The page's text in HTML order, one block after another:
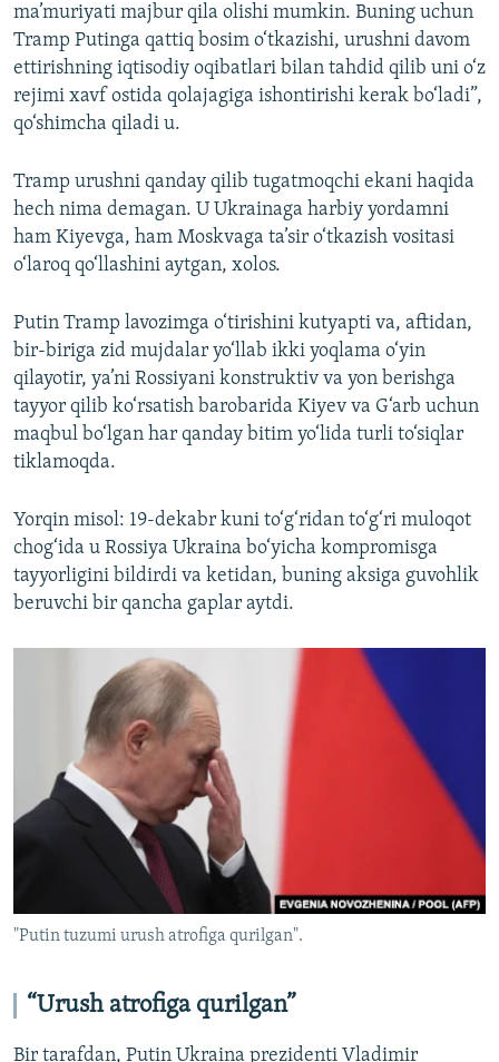
ma’muriyati majbur qila olishi mumkin. Buning uchun
Tramp Putinga qattiq bosim o‘tkazishi, urushni davom
ettirishning iqtisodiy oqibatlari bilan tahdid qilib uni o‘z
rejimi xavf ostida qolajagiga ishontirishi kerak bo‘ladi”,
qo‘shimcha qiladi u.
Tramp urushni qanday qilib tugatmoqchi ekani haqida
hech nima demagan. U Ukrainaga harbiy yordamni
ham Kiyevga, ham Moskvaga ta’sir o‘tkazish vositasi
o‘laroq qo‘llashini aytgan, xolos.
Putin Tramp lavozimga o‘tirishini kutyapti va, aftidan,
bir-biriga zid mujdalar yo‘llab ikki yoqlama o‘yin
qilayotir, ya’ni Rossiyani konstruktiv va yon berishga
tayyor qilib ko‘rsatish barobarida Kiyev va G‘arb uchun
maqbul bo‘lgan har qanday bitim yo‘lida turli to‘siqlar
tiklamoqda.
Yorqin misol: 19-dekabr kuni to‘g‘ridan to‘g‘ri muloqot
chog‘ida u Rossiya Ukraina bo‘yicha kompromisga
tayyorligini bildirdi va ketidan, buning aksiga guvohlik
beruvchi bir qancha gaplar aytdi.
"Putin tuzumi urush atrofiga qurilgan".
“Urush atrofiga qurilgan”
Bir tarafdan, Putin Ukraina prezidenti Vladimir